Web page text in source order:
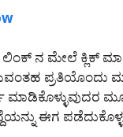
ಲಿಂಕ್ ನ ಮೇಲೆ ಕ್ಲಿಕ್
ಪ್ರತಿಯೊಂದು
ಈಗ